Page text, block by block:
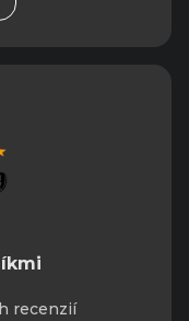
recenzií